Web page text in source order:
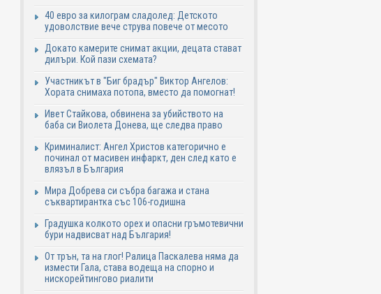
40 евро за килограм сладолед: Детското
удоволствие вече струва повече от месото
Докато камерите снимат акции, децата стават
дилъри. Кой пази схемата?
Участникът в "Биг брадър" Виктор Ангелов:
Хората снимаха потопа, вместо да помогнат!
Ивет Стайкова, обвинена за убийството на
баба си Виолета Донева, ще следва право
Криминалист: Ангел Христов категорично е
починал от масивен инфаркт, ден след като е
влязъл в България
Мира Добрева си събра багажа и стана
съквартирантка със 106-годишна
Градушка колкото орех и опасни гръмотевични
бури надвисват над България!
От трън, та на глог! Ралица Паскалева няма да
измести Гала, става водеща на спорно и
нискорейтингово риалити